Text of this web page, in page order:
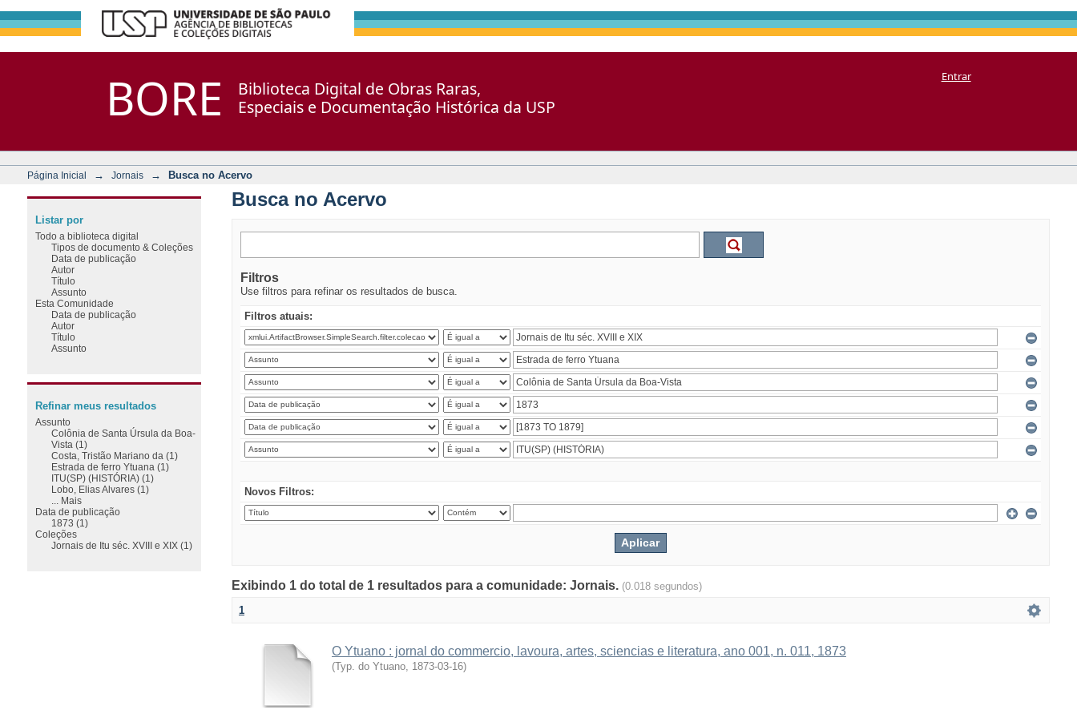
BORE
Biblioteca Digital de Obras Raras,
Especiais e Documentação Histórica da USP
Entrar
Página Inicial → Jornais → Busca no Acervo
Busca no Acervo
Filtros
Use filtros para refinar os resultados de busca.
Filtros atuais:
Novos Filtros:
Exibindo 1 do total de 1 resultados para a comunidade: Jornais. (0.018 segundos)
1
O Ytuano : jornal do commercio, lavoura, artes, sciencias e literatura, ano 001, n. 011, 1873
(Typ. do Ytuano, 1873-03-16)
Listar por
Todo a biblioteca digital
Tipos de documento & Coleções
Data de publicação
Autor
Título
Assunto
Esta Comunidade
Data de publicação
Autor
Título
Assunto
Refinar meus resultados
Assunto
Colônia de Santa Úrsula da Boa-
Vista (1)
Costa, Tristão Mariano da (1)
Estrada de ferro Ytuana (1)
ITU(SP) (HISTÓRIA) (1)
Lobo, Elias Alvares (1)
... Mais
Data de publicação
1873 (1)
Coleções
Jornais de Itu séc. XVIII e XIX (1)